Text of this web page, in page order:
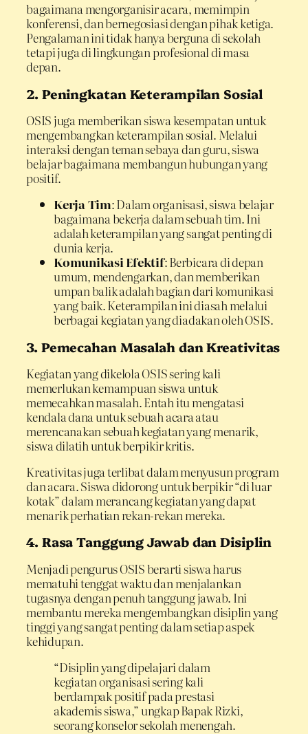
bagaimana mengorganisir acara, memimpin
konferensi, dan bernegosiasi dengan pihak ketiga.
Pengalaman ini tidak hanya berguna di sekolah
tetapi juga di lingkungan profesional di masa
depan.
2. Peningkatan Keterampilan Sosial
OSIS juga memberikan siswa kesempatan untuk
mengembangkan keterampilan sosial. Melalui
interaksi dengan teman sebaya dan guru, siswa
belajar bagaimana membangun hubungan yang
positif.
Kerja Tim: Dalam organisasi, siswa belajar
bagaimana bekerja dalam sebuah tim. Ini
adalah keterampilan yang sangat penting di
dunia kerja.
Komunikasi Efektif: Berbicara di depan
umum, mendengarkan, dan memberikan
umpan balik adalah bagian dari komunikasi
yang baik. Keterampilan ini diasah melalui
berbagai kegiatan yang diadakan oleh OSIS.
3. Pemecahan Masalah dan Kreativitas
Kegiatan yang dikelola OSIS sering kali
memerlukan kemampuan siswa untuk
memecahkan masalah. Entah itu mengatasi
kendala dana untuk sebuah acara atau
merencanakan sebuah kegiatan yang menarik,
siswa dilatih untuk berpikir kritis.
Kreativitas juga terlibat dalam menyusun program
dan acara. Siswa didorong untuk berpikir “di luar
kotak” dalam merancang kegiatan yang dapat
menarik perhatian rekan-rekan mereka.
4. Rasa Tanggung Jawab dan Disiplin
Menjadi pengurus OSIS berarti siswa harus
mematuhi tenggat waktu dan menjalankan
tugasnya dengan penuh tanggung jawab. Ini
membantu mereka mengembangkan disiplin yang
tinggi yang sangat penting dalam setiap aspek
kehidupan.
“Disiplin yang dipelajari dalam
kegiatan organisasi sering kali
berdampak positif pada prestasi
akademis siswa,” ungkap Bapak Rizki,
seorang konselor sekolah menengah.